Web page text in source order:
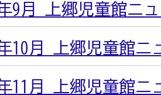
9月 上郷児童館ニ
10月 上郷児童館ニ
11月 上郷児童館ニ